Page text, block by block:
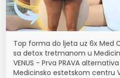
Top forma do ljeta uz 6x Med
sa detox tretmanom u
VENUS - Prva PRAVA
Medicinsko estetskom centru